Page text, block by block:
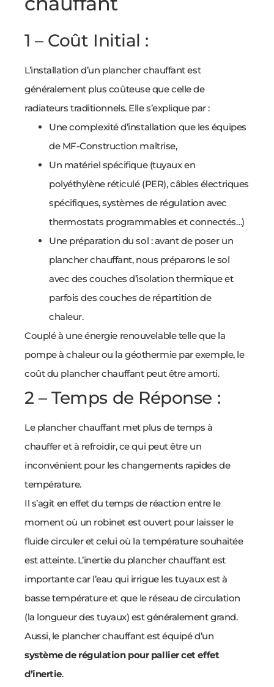
1 – Coût Initial :
L’installation d’un plancher chauffant est
généralement plus coûteuse que celle de
radiateurs traditionnels. Elle s’explique par :
Une complexité d’installation que les équipes
de MF-Construction maîtrise,
Un matériel spécifique (tuyaux en
polyéthylène réticulé (PER), câbles électriques
spécifiques, systèmes de régulation avec
thermostats programmables et connectés…)
Une préparation du sol : avant de poser un
plancher chauffant, nous préparons le sol
avec des couches d’isolation thermique et
parfois des couches de répartition de
chaleur.
Couplé à une énergie renouvelable telle que la
pompe à chaleur ou la géothermie par exemple, le
coût du plancher chauffant peut être amorti.
2 – Temps de Réponse :
Le plancher chauffant met plus de temps à
chauffer et à refroidir, ce qui peut être un
inconvénient pour les changements rapides de
température.
Il s’agit en effet du temps de réaction entre le
moment où un robinet est ouvert pour laisser le
fluide circuler et celui où la température souhaitée
est atteinte. L’inertie du plancher chauffant est
importante car l’eau qui irrigue les tuyaux est à
basse température et que le réseau de circulation
(la longueur des tuyaux) est généralement grand.
Aussi, le plancher chauffant est équipé d’un
système de régulation pour pallier cet effet
d’inertie.